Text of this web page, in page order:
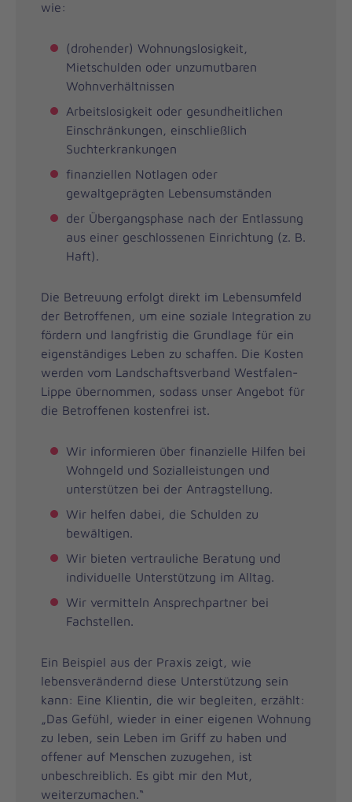
wie:
(drohender) Wohnungslosigkeit,
Mietschulden oder unzumutbaren
Wohnverhältnissen
Arbeitslosigkeit oder gesundheitlichen
Einschränkungen, einschließlich
Suchterkrankungen
finanziellen Notlagen oder
gewaltgeprägten Lebensumständen
der Übergangsphase nach der Entlassung
aus einer geschlossenen Einrichtung (z. B.
Haft).
Die Betreuung erfolgt direkt im Lebensumfeld
der Betroffenen, um eine soziale Integration zu
fördern und langfristig die Grundlage für ein
eigenständiges Leben zu schaffen. Die Kosten
werden vom Landschaftsverband Westfalen-
Lippe übernommen, sodass unser Angebot für
die Betroffenen kostenfrei ist.
Wir informieren über finanzielle Hilfen bei
Wohngeld und Sozialleistungen und
unterstützen bei der Antragstellung.
Wir helfen dabei, die Schulden zu
bewältigen.
Wir bieten vertrauliche Beratung und
individuelle Unterstützung im Alltag.
Wir vermitteln Ansprechpartner bei
Fachstellen.
Ein Beispiel aus der Praxis zeigt, wie
lebensverändernd diese Unterstützung sein
kann: Eine Klientin, die wir begleiten, erzählt:
„Das Gefühl, wieder in einer eigenen Wohnung
zu leben, sein Leben im Griff zu haben und
offener auf Menschen zuzugehen, ist
unbeschreiblich. Es gibt mir den Mut,
weiterzumachen.“